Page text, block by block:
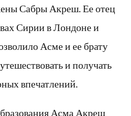
Сабры Акреш. Ее отец
Сирии в Лондоне и
Асме и ее брату
и получать
впечатлений.
Асма Акреш